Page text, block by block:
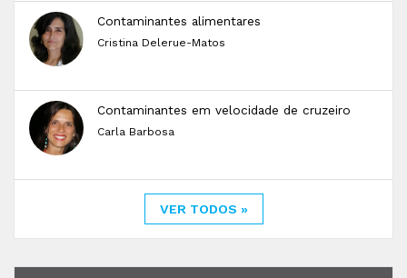
Contaminantes alimentares
Cristina Delerue-Matos
Contaminantes em velocidade de cruzeiro
Carla Barbosa
VER TODOS »